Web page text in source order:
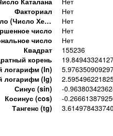
Факториал
Нет
Регулярное число (Число Хемминга)
Нет
число
Нет
число
Нет
Квадрат
155236
корень
логарифм (ln)
логарифм (lg)
Синус (sin)
-
Косинус (cos)
-
Тангенс (tg)